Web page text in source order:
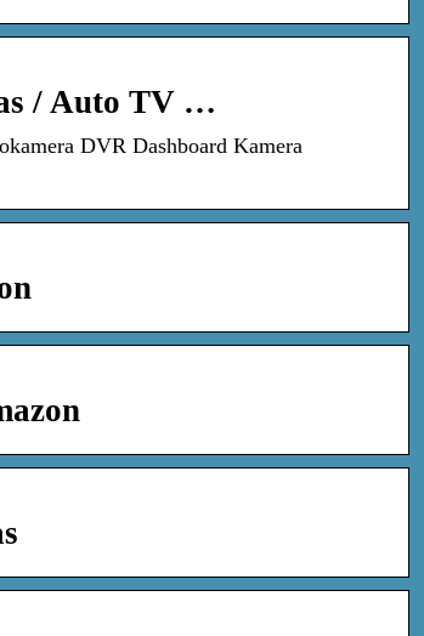
/ Auto TV …
DVR Dashboard Kamera